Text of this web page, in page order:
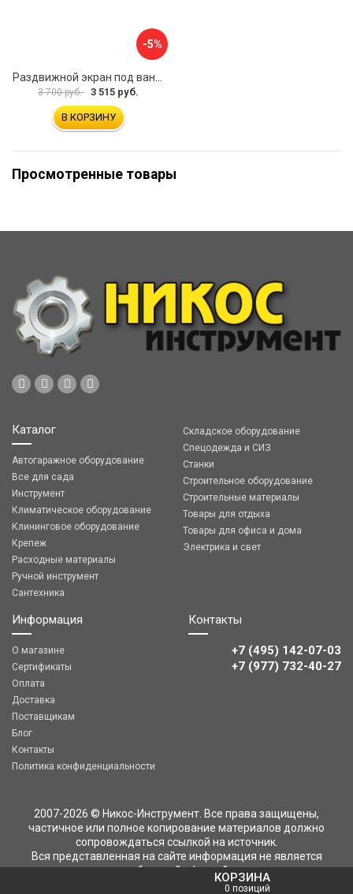
КОРЗИНА
0 позиций
-5%
3 700 руб. 3 515 руб.
В КОРЗИНУ
Просмотренные товары
Каталог
Автогаражное оборудование
Все для сада
Инструмент
Климатическое оборудование
Клининговое оборудование
Крепеж
Расходные материалы
Ручной инструмент
Сантехника
Складское оборудование
Спецодежда и СИЗ
Станки
Строительное оборудование
Строительные материалы
Товары для отдыха
Товары для офиса и дома
Электрика и свет
Информация
О магазине
Сертификаты
Оплата
Доставка
Поставщикам
Блог
Контакты
Политика конфиденциальности
Контакты
+7 (495) 142-07-03
‎‎+7 (977) 732-40-27
2007-2026 © Никос-Инструмент. Все права защищены,
частичное или полное копирование материалов должно
сопровождаться ссылкой на источник.
Вся представленная на сайте информация не является
публичной офертой